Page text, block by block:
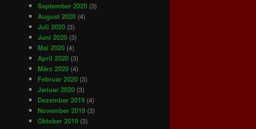
September 2020 (3)
August 2020 (4)
Juli 2020 (3)
Juni 2020 (3)
Mai 2020 (4)
April 2020 (3)
März 2020 (4)
Februar 2020 (3)
Januar 2020 (3)
Dezember 2019 (4)
November 2019 (3)
Oktober 2019 (3)